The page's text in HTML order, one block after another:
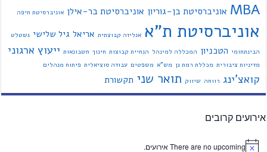
MBA אוניברסיטת בן-גוריון אוניברסיטת בר-אילן אוניברסיטת חיפה
אוניברסיטת ת"א אנליזה קבוצתית אריאל גיל שלישי גשטלט
הבינתחומי הטכניון המכללה למינהל הנחיית קבוצות חינוך חשבונאות ייעוץ ארגוני
מדיניות ציבורית מכללת רמת גן מש"א משפטים עבודה סוציאלית פיתוח מנהלים
קואצ'ינג רווחה שיווק תואר שני תקשורת
אירועים קרובים
There are no upcoming אירועים.